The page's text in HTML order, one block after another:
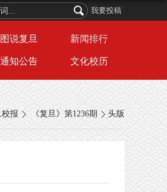
我要投稿
图说复旦 新闻排行
通知公告 文化校历
报 《复旦》第1236期 头版